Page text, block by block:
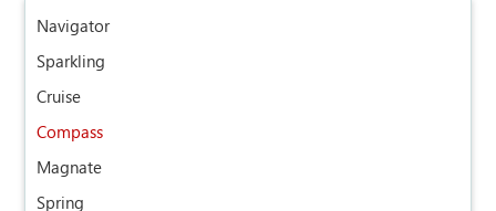
Navigator
Sparkling
Cruise
Compass
Magnate
Spring